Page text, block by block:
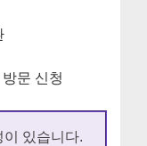
문 신청
있습니다.